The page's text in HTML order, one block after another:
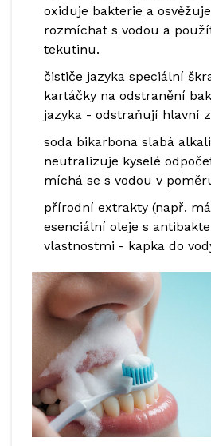
oxiduje bakterie a
rozmíchat s vodou a
tekutinu.
čističe jazyka speciální
kartáčky na odstranění
jazyka - odstraňují hlavní
soda bikarbona slabá
neutralizuje kyselé
míchá se s vodou v
přírodní extrakty (např.
esenciální oleje s
vlastnostmi - kapka do